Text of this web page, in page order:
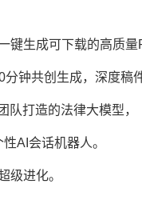
生成可下载的高质量
钟共创生成，深度稿
队打造的法律大模型，
AI会话机器人。
级进化。